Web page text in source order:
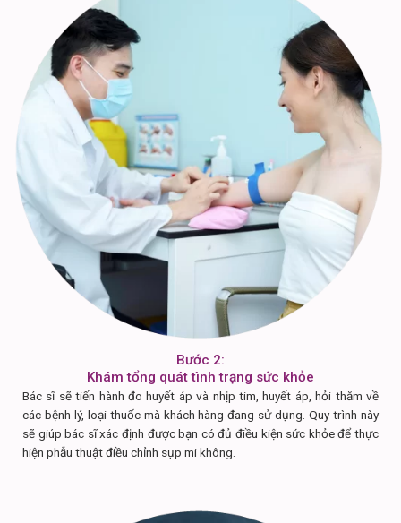
Bước 2:
Khám tổng quát tình trạng sức khỏe
Bác sĩ sẽ tiến hành đo huyết áp và nhịp tim, huyết áp, hỏi thăm về
các bệnh lý, loại thuốc mà khách hàng đang sử dụng. Quy trình này
sẽ giúp bác sĩ xác định được bạn có đủ điều kiện sức khỏe để thực
hiện phẫu thuật điều chỉnh sụp mi không.